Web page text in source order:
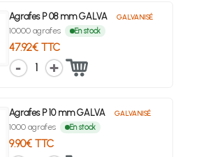
Agrafes P 08 mm GALVA GALVANISÉ
10000 agrafes En stock
47.92€ TTC
1
Agrafes P 10 mm GALVA GALVANISÉ
1000 agrafes En stock
9.90€ TTC